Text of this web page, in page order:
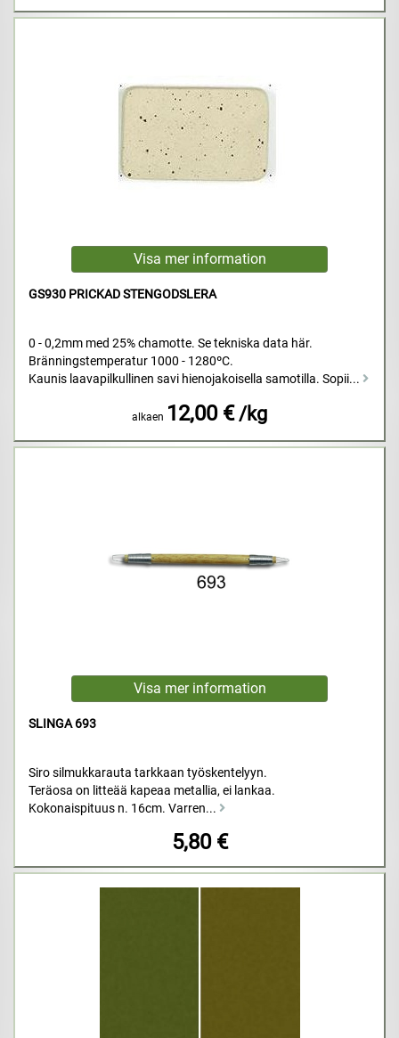
GS930 PRICKAD STENGODSLERA
0 - 0,2mm med 25% chamotte. Se tekniska data här.
Bränningstemperatur 1000 - 1280ºC.
Kaunis laavapilkullinen savi hienojakoisella samotilla. Sopii...
alkaen 12,00 € /kg
SLINGA 693
Siro silmukkarauta tarkkaan työskentelyyn.
Teräosa on litteää kapeaa metallia, ei lankaa.
Kokonaispituus n. 16cm. Varren...
5,80 €